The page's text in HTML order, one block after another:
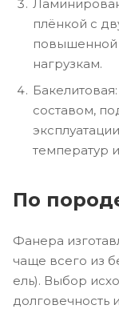
плёнкой с
повышенной
нагрузкам.
составом,
температур
По
Фанера
чаще всего из
ель). Выбор
долговечность